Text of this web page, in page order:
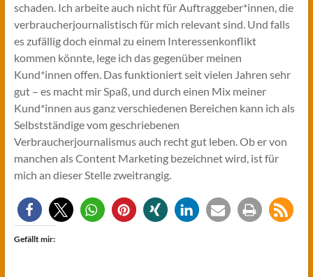
schaden. Ich arbeite auch nicht für Auftraggeber*innen, die
verbraucherjournalistisch für mich relevant sind. Und falls
es zufällig doch einmal zu einem Interessenkonflikt
kommen könnte, lege ich das gegenüber meinen
Kund*innen offen. Das funktioniert seit vielen Jahren sehr
gut – es macht mir Spaß, und durch einen Mix meiner
Kund*innen aus ganz verschiedenen Bereichen kann ich als
Selbstständige vom geschriebenen
Verbraucherjournalismus auch recht gut leben. Ob er von
manchen als Content Marketing bezeichnet wird, ist für
mich an dieser Stelle zweitrangig.
Gefällt mir: